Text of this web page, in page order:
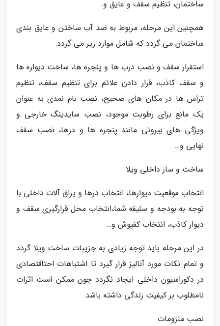
ساختمان، تنظیم سقف و عایق و…
همچنین این مرحله، مربوط به ضد آب ساختن و عایق بندی
ساختمان می گردد که شامل موارد زیر می گردد:
استقرار سقف و نصب درب ها و پنجره ها، ساخت دیواره ها
و سقف کاذب، قرار دادن علائم برای تنظیم سقف، تنظیم
تراس ها در مکان های صحیح، نصب بام نمدی به عنوان
یک مانع برای رطوبت موجود، نصب سایدینگ خارجی و
ویژگی های بیرونی مانند پنجره ها و درها، نصب سقف
نهایی و…
ساخت و ساز داخلی ویلا
انتخاب موقعیت دیوارها، انتخاب درها و یراق آلات داخلی با
توجه به بودجه و سلیقه شما،انتخاب محل قرارگیری سقف و
دیوار کاذب، انتخاب کفپوش و…
در این مرحله باید توجه زیادی به جزییات ساخت ویلا گردد
و تمام نکات مورد آنالیز قرار گیرد تا اشتباهات احتاقتصادی
در دکوراسیون داخلی ایجاد نگردد چون ممکن است اثرات
نامطلوب بر کیفیت زندگی داشته باشد.
نصب ملزومات